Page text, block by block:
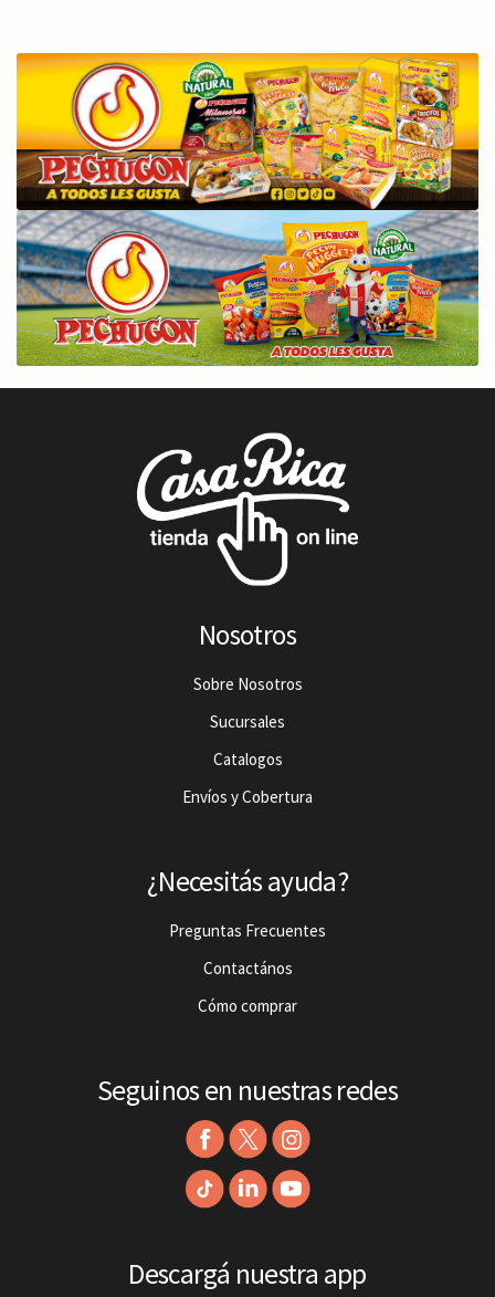
Nosotros
Sobre Nosotros
Sucursales
Catalogos
Envíos y Cobertura
¿Necesitás ayuda?
Preguntas Frecuentes
Contactános
Cómo comprar
Seguinos en nuestras redes
Descargá nuestra app